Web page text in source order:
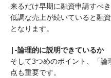
来るだけ早期に融資申請すべき
低調な売上が続いていると融
となります。
|-論理的に説明できているか
そして3つめのポイント、「
点も重要です。